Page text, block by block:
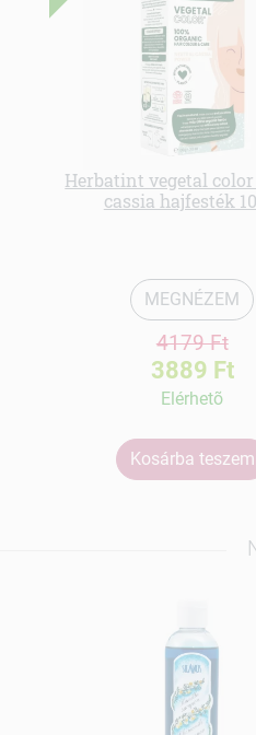
Herbatint vegetal
cassia hajfesték
MEGNÉZEM
4179 Ft
3889 Ft
Elérhetõ
Kosárba teszem